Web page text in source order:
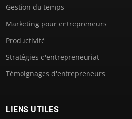
Gestion du temps
Marketing pour entrepreneurs
Productivité
Stratégies d'entrepreneuriat
Témoignages d'entrepreneurs
LIENS UTILES